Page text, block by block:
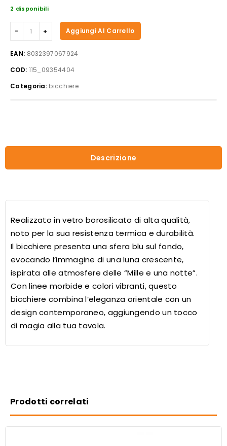
2 disponibili
Sogni
di
oriente
luna
blu
Aggiungi Al Carrello
EAN: 8032397067924
COD: 115_09354404
Categoria: bicchiere
Descrizione
Realizzato in vetro borosilicato di alta qualità,
noto per la sua resistenza termica e durabilità.
Il bicchiere presenta una sfera blu sul fondo,
evocando l’immagine di una luna crescente,
ispirata alle atmosfere delle “Mille e una notte”.
Con linee morbide e colori vibranti, questo
bicchiere combina l’eleganza orientale con un
design contemporaneo, aggiungendo un tocco
di magia alla tua tavola.
Prodotti correlati